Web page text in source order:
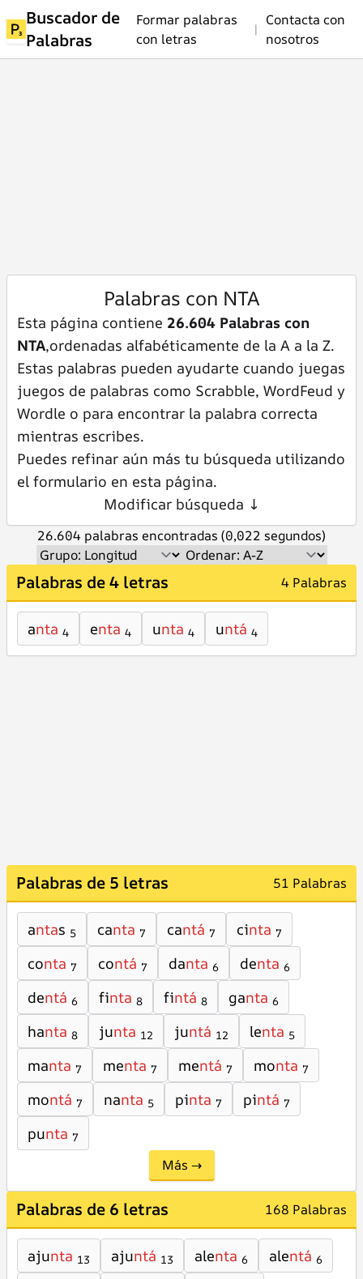
Buscador de
Palabras
Formar palabras
con letras
|
Contacta con
nosotros
Palabras con NTA
Esta página contiene 26.604 Palabras con
NTA,ordenadas alfabéticamente de la A a la Z.
Estas palabras pueden ayudarte cuando juegas
juegos de palabras como Scrabble, WordFeud y
Wordle o para encontrar la palabra correcta
mientras escribes.
Puedes refinar aún más tu búsqueda utilizando
el formulario en esta página.
Modificar búsqueda ↓
26.604 palabras encontradas (0,022 segundos)
Palabras de 4 letras 4 Palabras
anta 4 enta 4 unta 4 untá 4
Palabras de 5 letras 51 Palabras
antas 5 canta 7 cantá 7 cinta 7
conta 7 contá 7 danta 6 denta 6
dentá 6 finta 8 fintá 8 ganta 6
hanta 8 junta 12 juntá 12 lenta 5
manta 7 menta 7 mentá 7 monta 7
montá 7 nanta 5 pinta 7 pintá 7
punta 7
Más →
Palabras de 6 letras 168 Palabras
ajunta 13 ajuntá 13 alenta 6 alentá 6